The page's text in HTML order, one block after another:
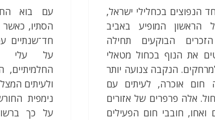
עם בוא
הסתיו,
חד־שנתיים
על עלי
החלמיתיים,
ולעיתים
נימפית
על כך
הנפוצים בכחלילי ישראל,
הראשון המופיע באביב
הבוקעים תחילה
את הנוף בכחול מטאלי
הנקבה צנועה יותר
חום אוכרה, לעיתים עם
אלה פרפרים של אזורים
ואחו, חובבי חום הפעילים